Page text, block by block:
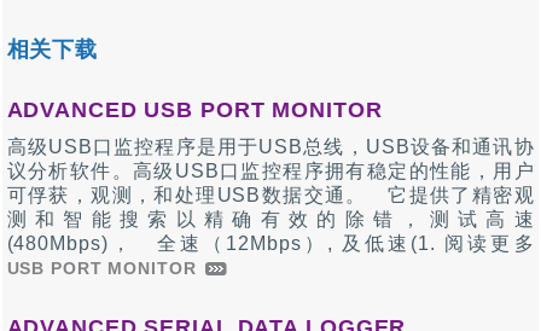
相关下载
ADVANCED USB PORT MONITOR
高级USB口监控程序是用于USB总线，USB设备和通讯协
议分析软件。高级USB口监控程序拥有稳定的性能，用户
可俘获，观测，和处理USB数据交通。 它提供了精密观
测和智能搜索以精确有效的除错，测试高速
(480Mbps)， 全速（12Mbps）, 及低速(1. 阅读更多
USB PORT MONITOR